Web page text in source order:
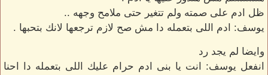
ظل ادم على صمته ولم تتغير حتى ملامح وجهه ..
يوسف: ادم اللى بتعمله دا مش صح لازم ترجعها لانك بتحبها .
وايضا لم يجد رد
انفعل يوسف: انت يا بنى ادم حرام عليك اللى بتعمله دا احنا